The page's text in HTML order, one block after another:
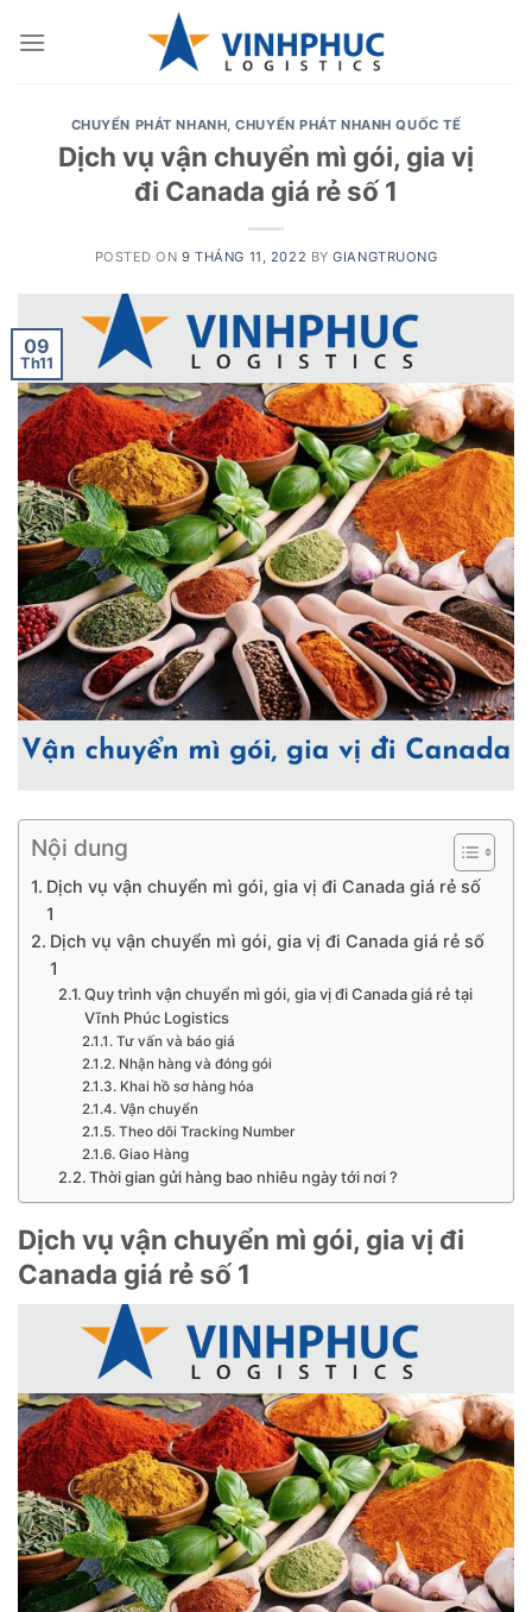
CHUYỂN PHÁT NHANH,CHUYỂN PHÁT NHANH QUỐC TẾ
Dịch vụ vận chuyển mì gói, gia vị
đi Canada giá rẻ số 1
POSTED ON9 THÁNG 11, 2022 BYGIANGTRUONG
09
Th11
Nội dung
Dịch vụ vận chuyển mì gói, gia vị đi Canada giá rẻ số
1
Dịch vụ vận chuyển mì gói, gia vị đi Canada giá rẻ số
1
Quy trình vận chuyển mì gói, gia vị đi Canada giá rẻ tại
Vĩnh Phúc Logistics
Tư vấn và báo giá
Nhận hàng và đóng gói
Khai hồ sơ hàng hóa
Vận chuyển
Theo dõi Tracking Number
Giao Hàng
Thời gian gửi hàng bao nhiêu ngày tới nơi ?
Dịch vụ vận chuyển mì gói, gia vị đi
Canada giá rẻ số 1